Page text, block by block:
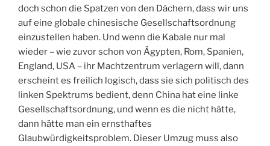
doch schon die Spatzen von den Dächern, dass wir uns
auf eine globale chinesische Gesellschaftsordnung
einzustellen haben. Und wenn die Kabale nur mal
wieder – wie zuvor schon von Ägypten, Rom, Spanien,
England, USA – ihr Machtzentrum verlagern will, dann
erscheint es freilich logisch, dass sie sich politisch des
linken Spektrums bedient, denn China hat eine linke
Gesellschaftsordnung, und wenn es die nicht hätte,
dann hätte man ein ernsthaftes
Glaubwürdigkeitsproblem. Dieser Umzug muss also